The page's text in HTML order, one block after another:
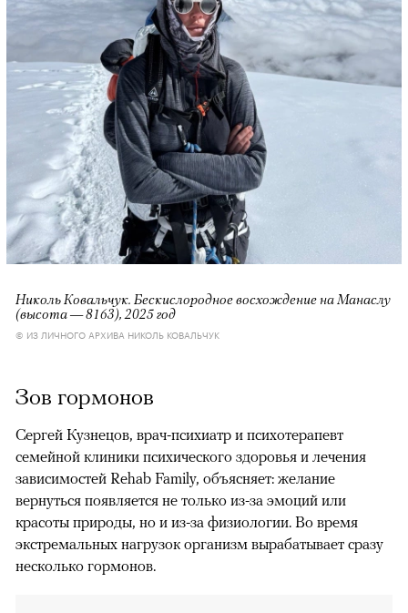
Николь Ковальчук. Бескислородное восхождение на Манаслу
(высота — 8163), 2025 год
© ИЗ ЛИЧНОГО АРХИВА НИКОЛЬ КОВАЛЬЧУК
Зов гормонов
Сергей Кузнецов, врач-психиатр и психотерапевт
семейной клиники психического здоровья и лечения
зависимостей Rehab Family, объясняет: желание
вернуться появляется не только из-за эмоций или
красоты природы, но и из-за физиологии. Во время
экстремальных нагрузок организм вырабатывает сразу
несколько гормонов.